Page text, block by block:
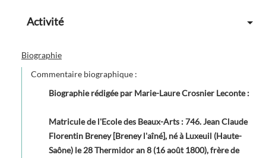
Activité
Biographie
Commentaire biographique :
Biographie rédigée par Marie-Laure Crosnier Leconte :
Matricule de l'Ecole des Beaux-Arts : 746. Jean Claude
Florentin Breney [Breney l'aîné], né à Luxeuil (Haute-
Saône) le 28 Thermidor an 8 (16 août 1800), frère de